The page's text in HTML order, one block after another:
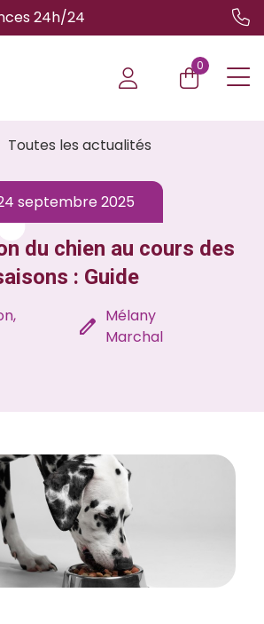
24h/24
0
Toutes les actualités
septembre 2025
du chien au cours des
: Guide
edit Mélany
Marchal